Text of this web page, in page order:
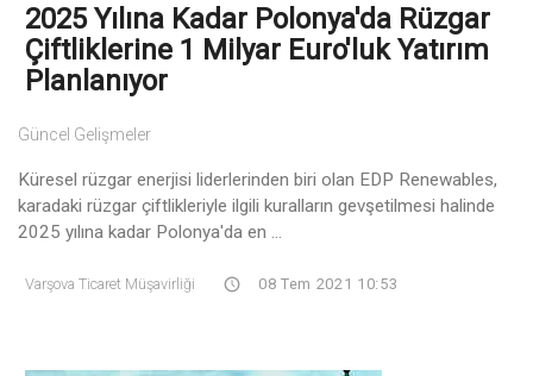
2025 Yılına Kadar Polonya'da Rüzgar
Çiftliklerine 1 Milyar Euro'luk Yatırım
Planlanıyor
Güncel Gelişmeler
Küresel rüzgar enerjisi liderlerinden biri olan EDP Renewables,
karadaki rüzgar çiftlikleriyle ilgili kuralların gevşetilmesi halinde
2025 yılına kadar Polonya'da en ...
Varşova Ticaret Müşavirliği 08 Tem 2021 10:53